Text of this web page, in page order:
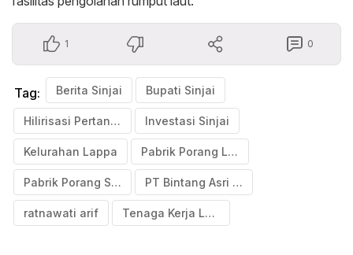
1 0
Tag: Berita Sinjai Bupati Sinjai
Hilirisasi Pertanian Investasi Sinjai
Kelurahan Lappa Pabrik Porang Lappa
Pabrik Porang Sinjai PT Bintang Asri Alami
ratnawati arif Tenaga Kerja Lokal